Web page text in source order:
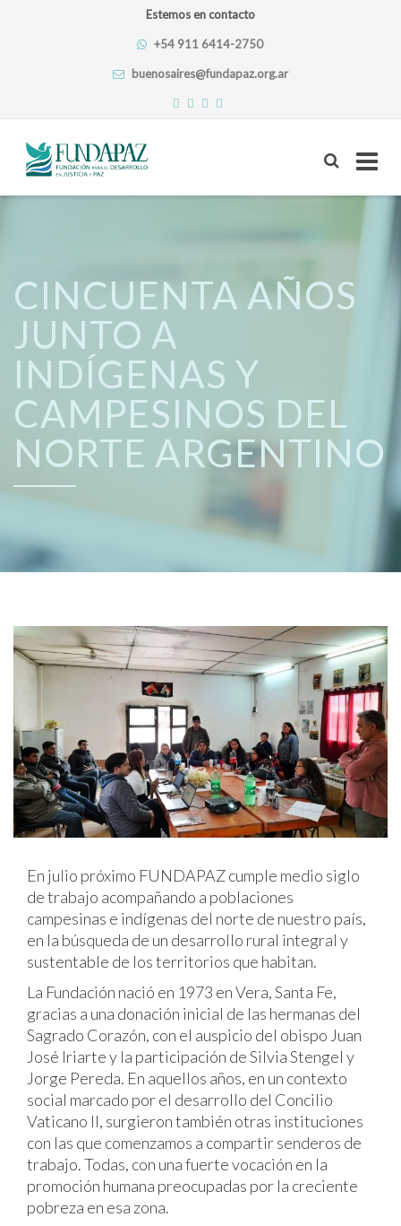
Estemos en contacto
+54 911 6414-2750
buenosaires@fundapaz.org.ar
Skip
CINCUENTA AÑOS
JUNTO A
INDÍGENAS Y
CAMPESINOS DEL
NORTE ARGENTINO
En julio próximo FUNDAPAZ cumple medio siglo
de trabajo acompañando a poblaciones
campesinas e indígenas del norte de nuestro país,
en la búsqueda de un desarrollo rural integral y
sustentable de los territorios que habitan.
La Fundación nació en 1973 en Vera, Santa Fe,
gracias a una donación inicial de las hermanas del
Sagrado Corazón, con el auspicio del obispo Juan
José Iriarte y la participación de Silvia Stengel y
Jorge Pereda. En aquellos años, en un contexto
social marcado por el desarrollo del Concilio
Vaticano II, surgieron también otras instituciones
con las que comenzamos a compartir senderos de
trabajo. Todas, con una fuerte vocación en la
promoción humana preocupadas por la creciente
pobreza en esa zona.